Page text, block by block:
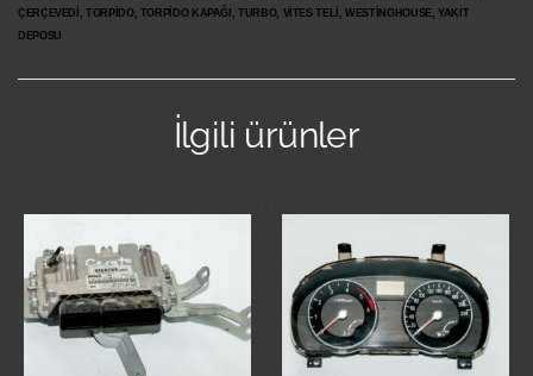
ÇERÇEVEDİ, TORPİDO, TORPİDO KAPAĞI, TURBO, VİTES TELİ, WESTİNGHOUSE, YAKIT
DEPOSU
İlgili ürünler